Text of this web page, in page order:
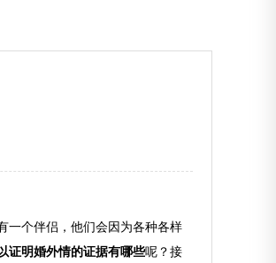
个伴侣，他们会因为各种各样
证明婚外情的证据有哪些呢？接